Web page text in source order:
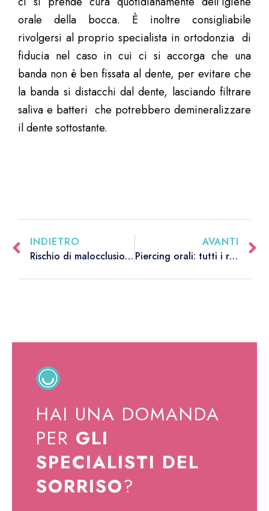
orale della bocca. È inoltre consigliabile
rivolgersi al proprio specialista in ortodonzia di
fiducia nel caso in cui ci si accorga che una
banda non è ben fissata al dente, per evitare che
la banda si distacchi dal dente, lasciando filtrare
saliva e batteri che potrebbero demineralizzare
il dente sottostante.
INDIETRO
Rischio di malocclusione, ci aiutano le radiografie
AVANTI
Piercing orali: tutti i rischi per la salute della tua bocca
HAI UNA DOMANDA
PER GLI
SPECIALISTI DEL
SORRISO?